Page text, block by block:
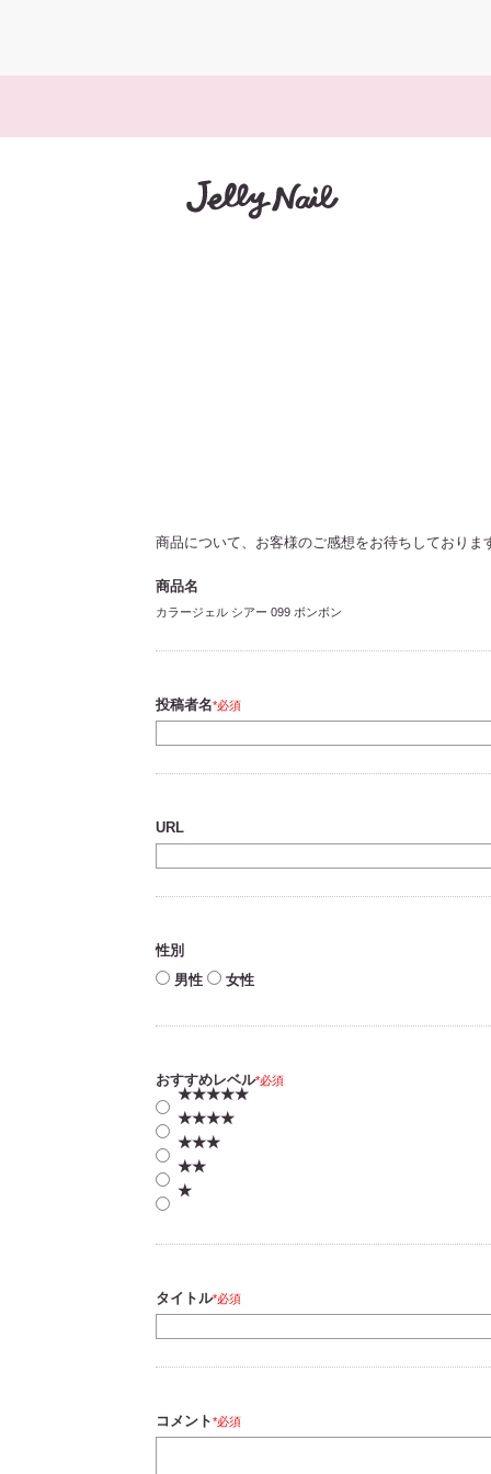
商品について、お客様のご感想をお待ちしておりま
商品名
カラージェル シアー 099 ボンボン
投稿者名 必須
URL
性別
男性
女性
おすすめレベル 必須
★★★★★
★★★★
★★★
★★
★
タイトル 必須
コメント 必須